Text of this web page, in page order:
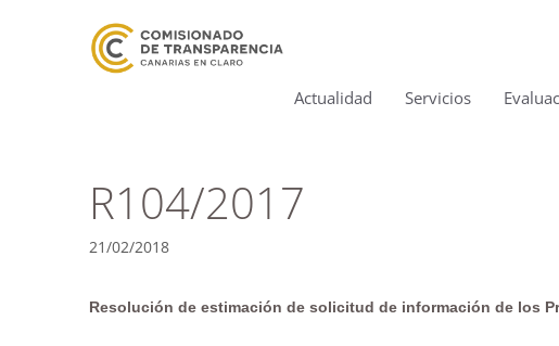
Actualidad Servicios
R104/2017
21/02/2018
Resolución de estimación de solicitud de información de los